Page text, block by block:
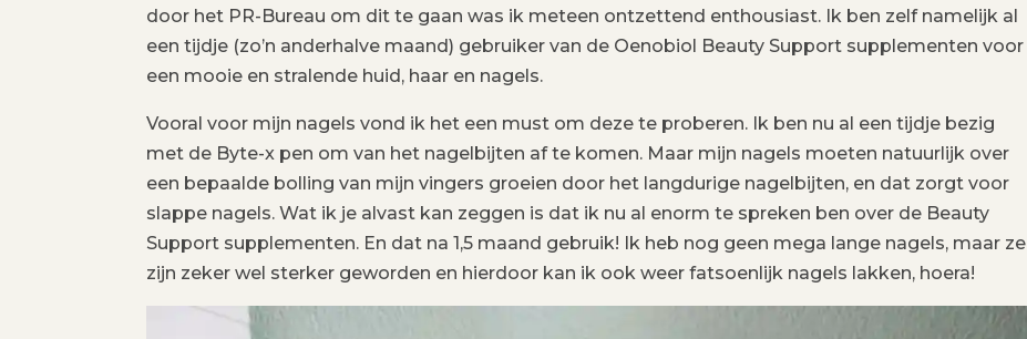
door het PR-Bureau om dit te gaan was ik meteen ontzettend enthousiast. Ik ben zelf namelijk al
een tijdje (zo’n anderhalve maand) gebruiker van de Oenobiol Beauty Support supplementen voor
een mooie en stralende huid, haar en nagels.
Vooral voor mijn nagels vond ik het een must om deze te proberen. Ik ben nu al een tijdje bezig
met de Byte-x pen om van het nagelbijten af te komen. Maar mijn nagels moeten natuurlijk over
een bepaalde bolling van mijn vingers groeien door het langdurige nagelbijten, en dat zorgt voor
slappe nagels. Wat ik je alvast kan zeggen is dat ik nu al enorm te spreken ben over de Beauty
Support supplementen. En dat na 1,5 maand gebruik! Ik heb nog geen mega lange nagels, maar ze
zijn zeker wel sterker geworden en hierdoor kan ik ook weer fatsoenlijk nagels lakken, hoera!